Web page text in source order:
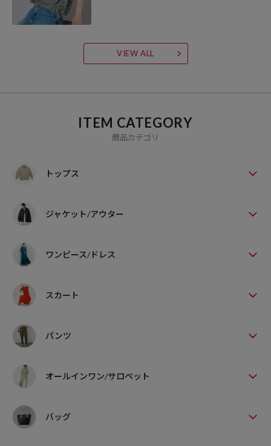
VIEW ALL
ITEM CATEGORY
商品カテゴリ
トップス
ジャケット/アウター
ワンピース/ドレス
スカート
パンツ
オールインワン/サロペット
バッグ